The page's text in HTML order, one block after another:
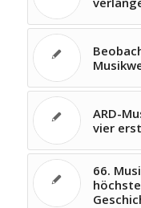
ARD-
vier
66.